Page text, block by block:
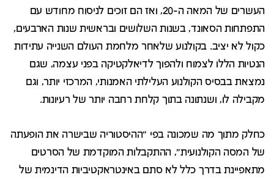
העשרים של המאה ה-20, ואז הם זוכים לניסוח מחודש עם
התפתחות הסאונד, בשנות השלושים ובראשית שנות הארבעים,
כקול לא יציב. בקולנוע שלאחר מלחמת העולם השנייה עתידות
הנטיות הללו לצמוח ולהפוך לדיאלקטיקה בפני עצמה, שגם
נמצאת בבסיס הקולנוע העלילתי האמנותי, המרכזי יותר, וגם
מקבילה לו, ושנתונה בתוך קלחת רחבה יותר של רעיונות.
כחלק מתוך מה שמכונה בפי "ההיסטוריה שבישרה את הופעתה
של המסה הקולנועית", ההתקבלות המוקדמת של הסרטים
מתאפיינת בדרך כלל לא סתם באינטראקטיביות הדינמית של